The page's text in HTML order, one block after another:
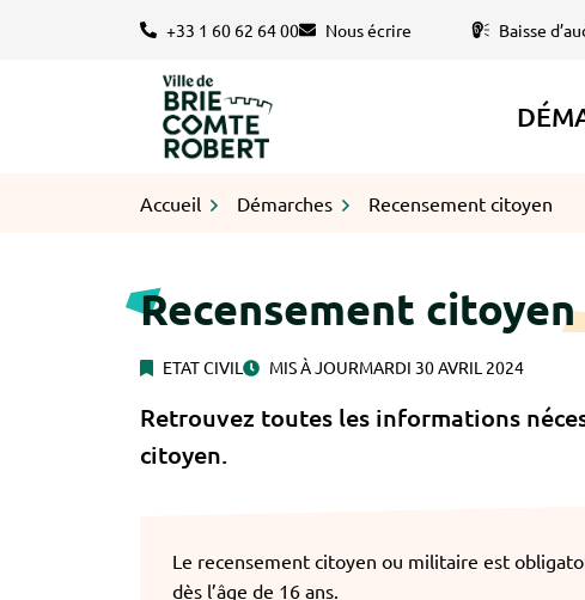
+33 1 60 62 64 00 Nous écrire Baisse
Logo Brie-Comte-Robert
Accueil Démarches Recensement citoyen
Recensement citoyen
ETAT CIVIL MIS À JOURMARDI 30 AVRIL 2024
Retrouvez toutes les informations
citoyen.
Le recensement citoyen ou militaire est
dès l’âge de 16 ans.